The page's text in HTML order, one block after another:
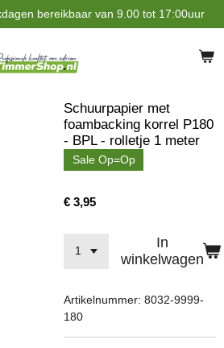
bereikbaar van 9.00 tot 17:00uur
Schuurpapier met
foambacking korrel P180
- BPL - rolletje 1 meter
Sale Op=Op
€ 3,95
In
winkelwagen
Artikelnummer: 8032-9999-
180